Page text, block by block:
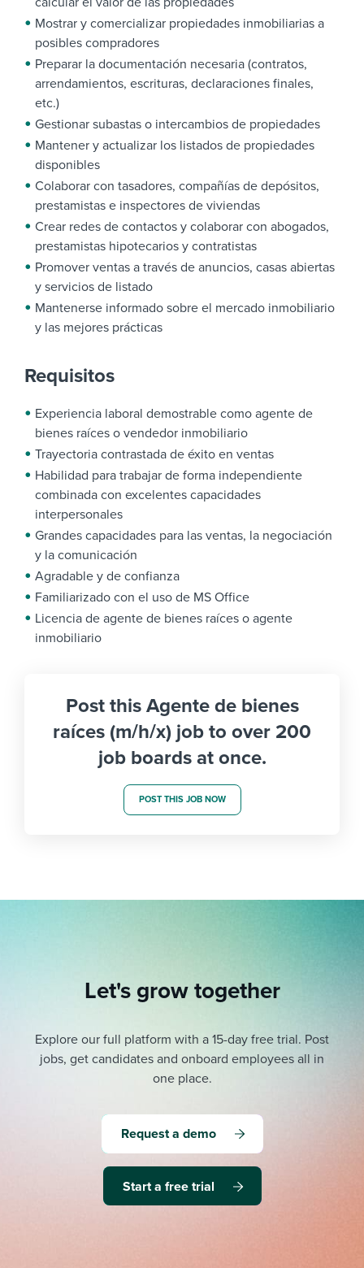
Mostrar y comercializar propiedades inmobiliarias a
posibles compradores
Preparar la documentación necesaria (contratos,
arrendamientos, escrituras, declaraciones finales,
etc.)
Gestionar subastas o intercambios de propiedades
Mantener y actualizar los listados de propiedades
disponibles
Colaborar con tasadores, compañías de depósitos,
prestamistas e inspectores de viviendas
Crear redes de contactos y colaborar con abogados,
prestamistas hipotecarios y contratistas
Promover ventas a través de anuncios, casas abiertas
y servicios de listado
Mantenerse informado sobre el mercado inmobiliario
y las mejores prácticas
Requisitos
Experiencia laboral demostrable como agente de
bienes raíces o vendedor inmobiliario
Trayectoria contrastada de éxito en ventas
Habilidad para trabajar de forma independiente
combinada con excelentes capacidades
interpersonales
Grandes capacidades para las ventas, la negociación
y la comunicación
Agradable y de confianza
Familiarizado con el uso de MS Office
Licencia de agente de bienes raíces o agente
inmobiliario
Post this Agente de bienes
raíces (m/h/x) job to over 200
job boards at once.
POST THIS JOB NOW
Let's grow together
Explore our full platform with a 15-day free trial. Post
jobs, get candidates and onboard employees all in
one place.
Request a demo
Start a free trial